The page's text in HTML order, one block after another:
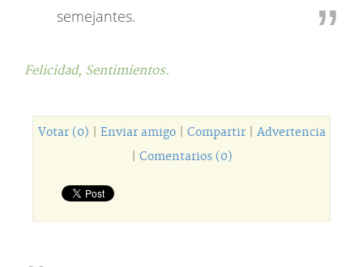
semejantes.
Felicidad, Sentimientos.
Votar (0) Enviar amigo| Compartir| Advertencia
Comentarios (0)